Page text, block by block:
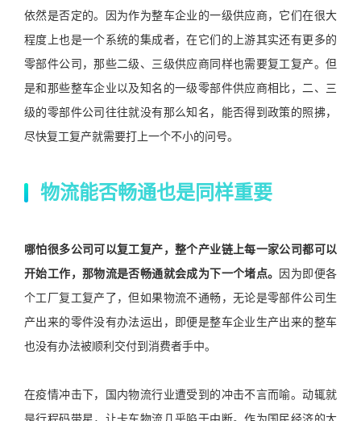
依然是否定的。因为作为整车企业的一级供应商，它们在很大
程度上也是一个系统的集成者，在它们的上游其实还有更多的
零部件公司，那些二级、三级供应商同样也需要复工复产。但
是和那些整车企业以及知名的一级零部件供应商相比，二、三
级的零部件公司往往就没有那么知名，能否得到政策的照拂，
尽快复工复产就需要打上一个不小的问号。
物流能否畅通也是同样重要
哪怕很多公司可以复工复产，整个产业链上每一家公司都可以
开始工作，那物流是否畅通就会成为下一个堵点。 因为即便各
个工厂复工复产了，但如果物流不通畅，无论是零部件公司生
产出来的零件没有办法运出，即便是整车企业生产出来的整车
也没有办法被顺利交付到消费者手中。
在疫情冲击下，国内物流行业遭受到的冲击不言而喻。动辄就